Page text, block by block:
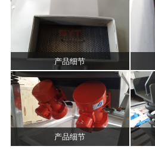
产品细节
产品细节